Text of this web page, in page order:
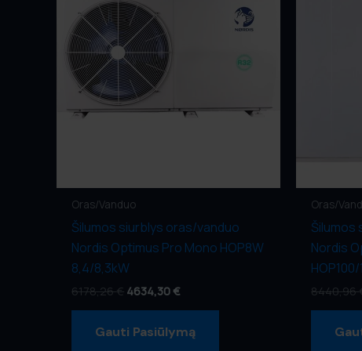
Oras/Vanduo
Šilumos siurblys oras/vanduo
Nordis Optimus Pro Mono HOP8W
8,4/8,3kW
6178,26€ 4634,30 €
Gauti Pasiūlymą
Oras/
Šilumos
Nordis
8440,96